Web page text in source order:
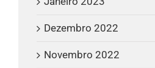
Dezembro 2022
Novembro 2022